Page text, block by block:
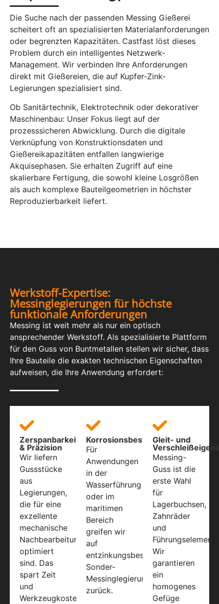
Die Suche nach der passenden Messing Gießerei
scheitert oft an spezialisierten Materialanforderungen
oder begrenzten Kapazitäten. Castfast löst dieses
Problem durch ein intelligentes Netzwerk-
Management. Wir verbinden Ihre Anforderungen
direkt mit Gießereien, die auf Kupfer-Zink-
Legierungen spezialisiert sind.
Ob Sanitärtechnik, Elektrotechnik oder dekorativer
Maschinenbau: Unser Fokus liegt auf der
prozesssicheren Abwicklung. Durch die digitale
Verknüpfung von Konstruktionsdaten und
Gießereikapazitäten entfallen langwierige
Akquisephasen. Sie erhalten Zugriff auf eine
skalierbare Fertigung, die sowohl kleine Losgrößen
als auch komplexe Bauteilgeometrien in höchster
Reproduzierbarkeit liefert.
Werkstoff-Expertise:
Messinglegierungen für höchste
funktionale Anforderungen
Messing ist weit mehr als nur ein optisch
ansprechender Werkstoff. Als spezialisierte Plattform
für den Guss von Buntmetallen stellen wir sicher, dass
Ihre Bauteile die exakten technischen Eigenschaften
aufweisen, die Ihre Anwendung erfordert:
Zerspanbarkeit
& Präzision
Wir liefern
Gussstücke
aus
Legierungen,
die für eine
exzellente
mechanische
Nachbearbeitung
optimiert
sind. Das
spart Zeit
und
Werkzeugkosten
Korrosionsbeständigkeit
Für
Anwendungen
in der
Wasserführung
oder im
maritimen
Bereich
greifen wir
auf
entzinkungsbeständige
Sonder-
Messinglegierungen
zurück.
Gleit- und
Messing-
Guss ist die
erste Wahl
für
Lagerbuchsen,
Zahnräder
und
Wir
garantieren
ein
homogenes
Gefüge